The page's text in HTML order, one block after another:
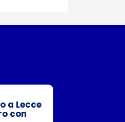
a Lecce
con